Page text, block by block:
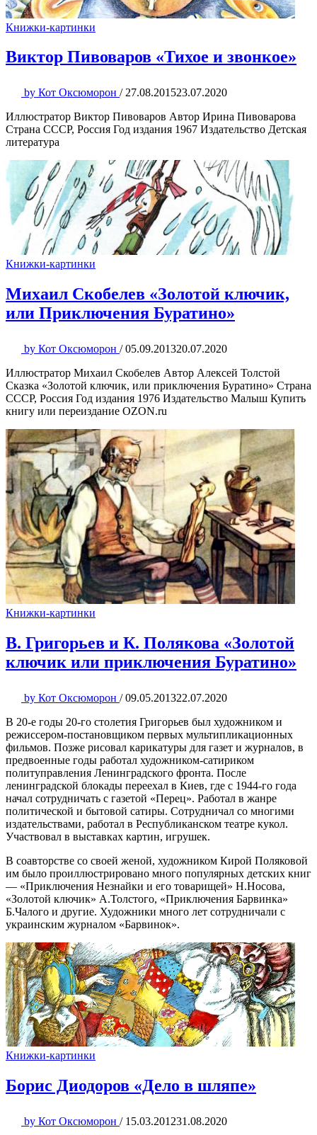
Книжки-картинки
Виктор Пивоваров «Тихое и звонкое»
by Кот Оксюморон / 27.08.201523.07.2020
Иллюстратор Виктор Пивоваров Автор Ирина Пивоварова
Страна СССР, Россия Год издания 1967 Издательство Детская
литература
Книжки-картинки
Михаил Скобелев «Золотой ключик,
или Приключения Буратино»
by Кот Оксюморон / 05.09.201320.07.2020
Иллюстратор Михаил Скобелев Автор Алексей Толстой
Сказка «Золотой ключик, или приключения Буратино» Страна
СССР, Россия Год издания 1976 Издательство Малыш Купить
книгу или переиздание OZON.ru
Книжки-картинки
В. Григорьев и К. Полякова «Золотой
ключик или приключения Буратино»
by Кот Оксюморон / 09.05.201322.07.2020
В 20-е годы 20-го столетия Григорьев был художником и
режиссером-постановщиком первых мультипликационных
фильмов. Позже рисовал карикатуры для газет и журналов, в
предвоенные годы работал художником-сатириком
политуправления Ленинградского фронта. После
ленинградской блокады переехал в Киев, где с 1944-го года
начал сотрудничать с газетой «Перец». Работал в жанре
политической и бытовой сатиры. Сотрудничал со многими
издательствами, работал в Республиканском театре кукол.
Участвовал в выставках картин, игрушек.
В соавторстве со своей женой, художником Кирой Поляковой
им было проиллюстрировано много популярных детских книг
— «Приключения Незнайки и его товарищей» Н.Носова,
«Золотой ключик» А.Толстого, «Приключения Барвинка»
Б.Чалого и другие. Художники много лет сотрудничали с
украинским журналом «Барвинок».
Книжки-картинки
Борис Диодоров «Дело в шляпе»
by Кот Оксюморон / 15.03.201231.08.2020